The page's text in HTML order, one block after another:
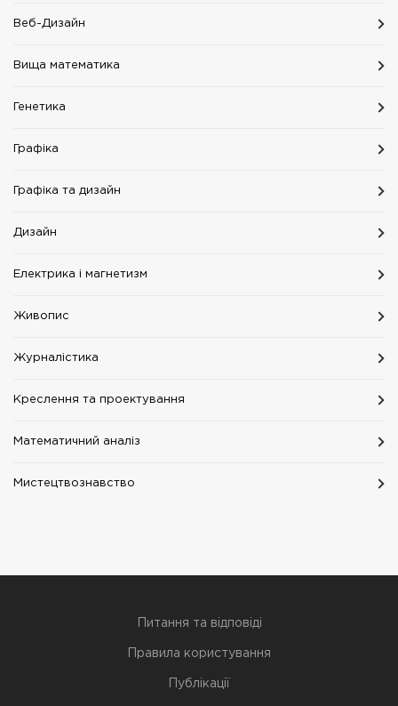
Веб-Дизайн
Вища математика
Генетика
Графіка
Графіка та дизайн
Дизайн
Електрика і магнетизм
Живопис
Журналістика
Креслення та проектування
Математичний аналіз
Мистецтвознавство
Питання та відповіді
Правила користування
Публікації